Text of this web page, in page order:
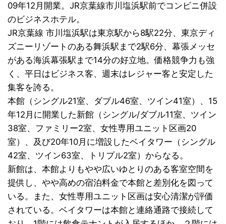
09年12月開業。JR京葉線市川塩浜駅前でコンビニ併設
のビジネスホテル。
JR京葉線 市川塩浜駅は東京駅から8駅22分、東京ディ
ズニーリゾートのある舞浜駅まで2駅6分、幕張メッセ
がある海浜幕張駅まで14分の好立地。価格競争力も強
く、平日はビジネス客、週末はレジャー客と安定した
集客を誇る。
本館（シングル21室、ダブル46室、ツイン41室）、15
年12月に開業した新館（シングル/ダブル11室、ツイン
38室、ファミリー2室、女性専用ユニット区画20
室）、及び20年10月に増設したベイタワー（シングル
42室、ツイン63室、トリプル2室）からなる。
新館は、本館よりもやや広いゆとりのある客室空間を
提供し、やや高めの宿泊料金で本館と差別化を図って
いる。また、女性専用ユニット区画は安心清潔が評価
されている。ベイタワーは本館と連絡通路で接続して